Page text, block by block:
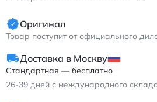
Идеально подходят для прогулок,
прогулок в парке. Кроссовки легко
легкими платьями и спортивными
любой поверхностью.
Фила Дисраптор повседневные
комбинированным верхом из ткани и
Оригинал
Товар поступит от официального
Доставка в Москву
Стандартная — бесплатно
26-39 дней с международного